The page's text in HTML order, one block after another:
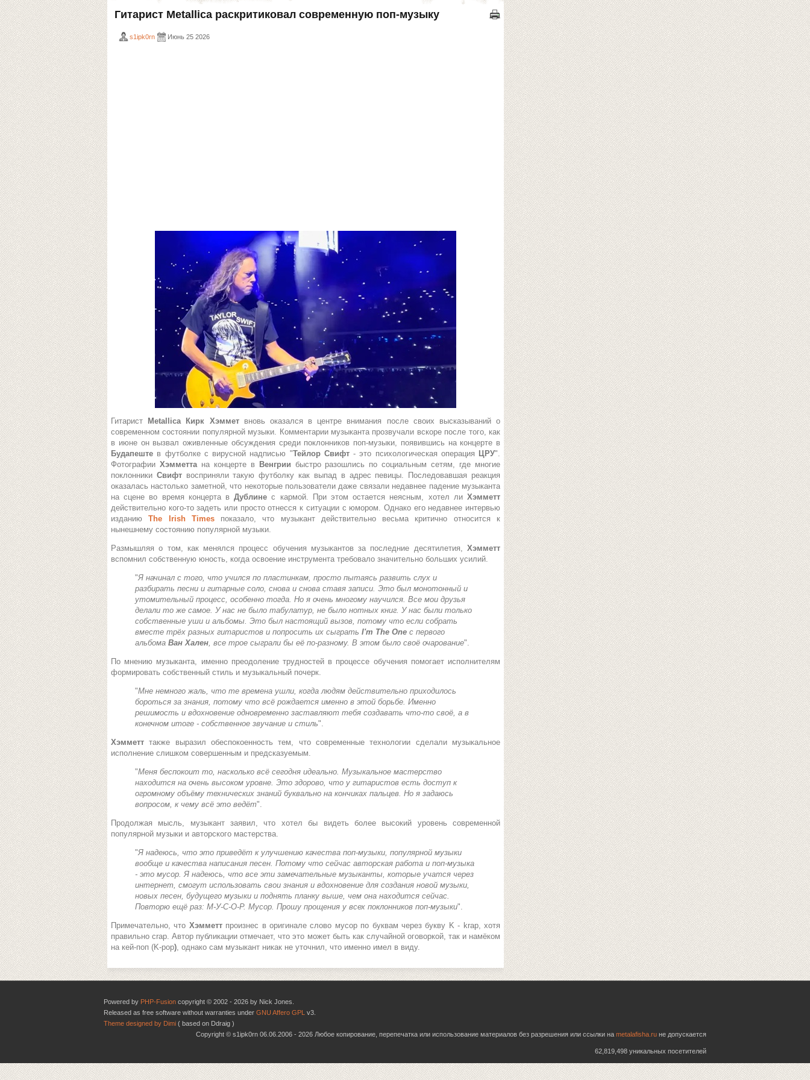
Гитарист Metallica раскритиковал современную поп-музыку
s1ipk0rn Июнь 25 2026
Гитарист MetallicaКирк Хэммет вновь оказался в центре внимания после своих высказываний о
современном состоянии популярной музыки. Комментарии музыканта прозвучали вскоре после того, как
в июне он вызвал оживленные обсуждения среди поклонников поп-музыки, появившись на концерте в
Будапеште в футболке с вирусной надписью "Тейлор Свифт- это психологическая операция ЦРУ".
Фотографии Хэмметта на концерте в Венгрии быстро разошлись по социальным сетям, где многие
поклонники Свифт восприняли такую футболку как выпад в адрес певицы. Последовавшая реакция
оказалась настолько заметной, что некоторые пользователи даже связали недавнее падение музыканта
на сцене во время концерта вДублинес кармой. При этом остается неясным, хотел лиХэмметт
действительно кого-то задеть или просто отнесся к ситуации с юмором. Однако его недавнее интервью
изданиюThe Irish Times
показало, что музыкант действительно весьма критично относится к
нынешнему состоянию популярной музыки.
Размышляя о том, как менялся процесс обучения музыкантов за последние десятилетия, Хэмметт
вспомнил собственную юность, когда освоение инструмента требовало значительно больших усилий.
"Я начинал с того, что учился по пластинкам, просто пытаясь развить слух и
разбирать песни и гитарные соло, снова и снова ставя записи. Это был монотонный и
утомительный процесс, особенно тогда. Но я очень многому научился. Все мои друзья
делали то же самое. У нас не было табулатур, не было нотных книг. У нас были только
собственные уши и альбомы. Это был настоящий вызов, потому что если собрать
вместе трёх разных гитаристов и попросить их сыграть I'm The One с первого
альбома Ван Хален, все трое сыграли бы её по-разному. В этом было своё очарование".
По мнению музыканта, именно преодоление трудностей в процессе обучения помогает исполнителям
формировать собственный стиль и музыкальный почерк.
"Мне немного жаль, что те времена ушли, когда людям действительно приходилось
бороться за знания, потому что всё рождается именно в этой борьбе. Именно
решимость и вдохновение одновременно заставляют тебя создавать что-то своё, а в
конечном итоге - собственное звучание и стиль".
Хэмметттакже выразил обеспокоенность тем, что современные технологии сделали музыкальное
исполнение слишком совершенным и предсказуемым.
"Меня беспокоит то, насколько всё сегодня идеально. Музыкальное мастерство
находится на очень высоком уровне. Это здорово, что у гитаристов есть доступ к
огромному объёму технических знаний буквально на кончиках пальцев. Но я задаюсь
вопросом, к чему всё это ведёт".
Продолжая мысль, музыкант заявил, что хотел бы видеть более высокий уровень современной
популярной музыки и авторского мастерства.
"Я надеюсь, что это приведёт к улучшению качества поп-музыки, популярной музыки
вообще и качества написания песен. Потому что сейчас авторская работа и поп-музыка
- это мусор. Я надеюсь, что все эти замечательные музыканты, которые учатся через
интернет, смогут использовать свои знания и вдохновение для создания новой музыки,
новых песен, будущего музыки и поднять планку выше, чем она находится сейчас.
Повторю ещё раз: М-У-С-О-Р. Мусор. Прошу прощения у всех поклонников поп-музыки".
Примечательно, что Хэмметт произнес в оригинале слово мусор по буквам через букву K - krap, хотя
правильно crap. Автор публикации отмечает, что это может быть как случайной оговоркой, так и намёком
на кей-поп (K-pop), однако сам музыкант никак не уточнил, что именно имел в виду.
Powered by PHP-Fusion copyright © 2002 - 2026 by Nick Jones.
Released as free software without warranties under GNU Affero GPL v3.
Theme designed by Dimi ( based on Ddraig )
Copyright © s1ipk0rn 06.06.2006 - 2026 Любое копирование, перепечатка или использование материалов без разрешения или ссылки на metalafisha.ru не допускается
62,819,498 уникальных посетителей